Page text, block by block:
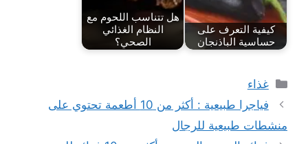
كيفية التعرف على
حساسية الباذنجان
هل تتناسب اللحوم مع
النظام الغذائي
الصحي؟
التصنيفات
غذاء
فياجرا طبيعية : أكثر من 10 أطعمة تحتوي على
منشطات طبيعية للرجال